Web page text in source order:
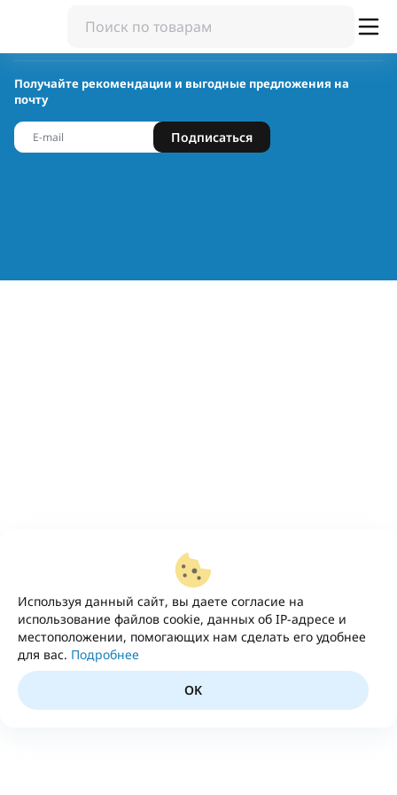
Используя данный сайт, вы даете согласие на
использование файлов cookie, данных об IP-адресе и
местоположении, помогающих нам сделать его удобнее
для вас. Подробнее
OK
Получайте рекомендации и выгодные предложения на
почту
Подписаться